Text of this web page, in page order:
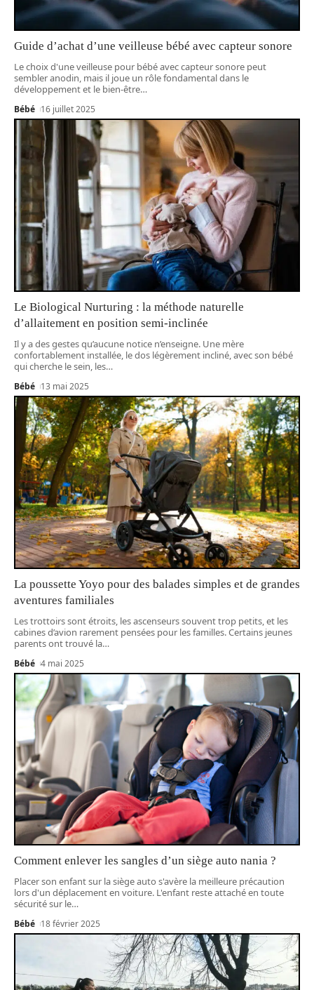
Guide d’achat d’une veilleuse bébé avec capteur sonore
Le choix d'une veilleuse pour bébé avec capteur sonore peut
sembler anodin, mais il joue un rôle fondamental dans le
développement et le bien-être…
Bébé 16 juillet 2025
Le Biological Nurturing : la méthode naturelle
d’allaitement en position semi-inclinée
Il y a des gestes qu’aucune notice n’enseigne. Une mère
confortablement installée, le dos légèrement incliné, avec son bébé
qui cherche le sein, les…
Bébé 13 mai 2025
La poussette Yoyo pour des balades simples et de grandes
aventures familiales
Les trottoirs sont étroits, les ascenseurs souvent trop petits, et les
cabines d’avion rarement pensées pour les familles. Certains jeunes
parents ont trouvé la…
Bébé 4 mai 2025
Comment enlever les sangles d’un siège auto nania ?
Placer son enfant sur la siège auto s'avère la meilleure précaution
lors d'un déplacement en voiture. L'enfant reste attaché en toute
sécurité sur le…
Bébé 18 février 2025